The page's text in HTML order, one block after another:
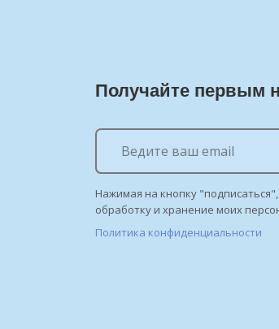
Получайте первым
Нажимая на кнопку
обработку и хранение моих
Политика конфиденциальности